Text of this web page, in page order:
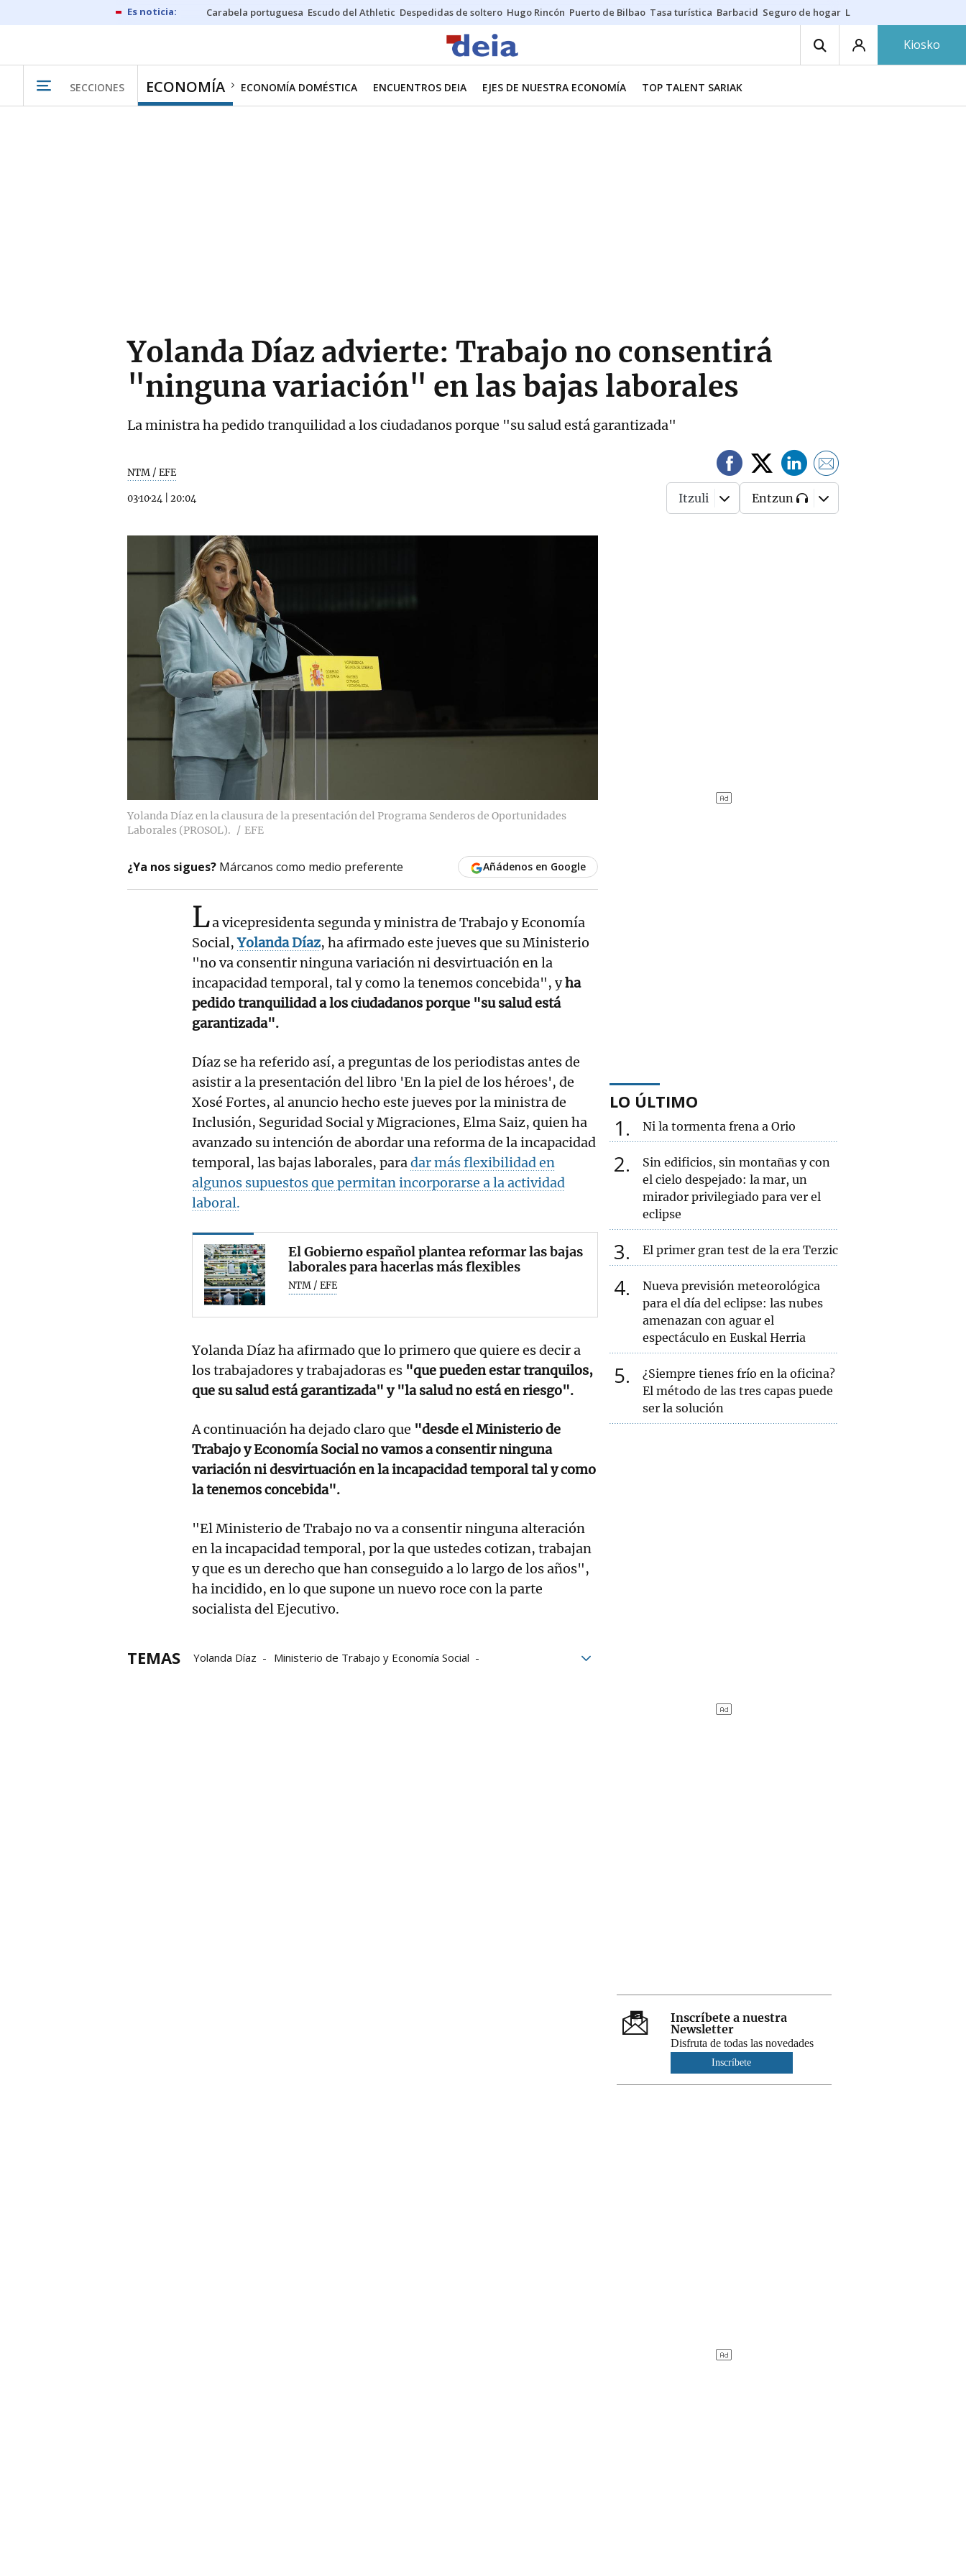
Carabela portuguesa Escudo del Athletic Despedidas de soltero Hugo Rincón Puerto de Bilbao Tasa turística Barbacid Seguro de hogar Lío Athletic-Osasuna
Kiosko
SECCIONES ECONOMÍA ECONOMÍA DOMÉSTICA ENCUENTROS DEIA EJES DE NUESTRA ECONOMÍA TOP TALENT SARIAK
Yolanda Díaz advierte: Trabajo no consentirá
"ninguna variación" en las bajas laborales
La ministra ha pedido tranquilidad a los ciudadanos porque "su salud está garantizada"
NTM / EFE
03·10·24 20:04 Itzuli Entzun
Yolanda Díaz en la clausura de la presentación del Programa Senderos de Oportunidades
Laborales (PROSOL).
EFE
¿Ya nos sigues? Márcanos como medio preferente Añádenos en Google
La vicepresidenta segunda y ministra de Trabajo y Economía
Social, Yolanda Díaz, ha afirmado este jueves que su Ministerio
"no va consentir ninguna variación ni desvirtuación en la
incapacidad temporal, tal y como la tenemos concebida", yha
pedido tranquilidad a los ciudadanos porque "su salud está
garantizada".
Díaz se ha referido así, a preguntas de los periodistas antes de
asistir a la presentación del libro 'En la piel de los héroes', de
Xosé Fortes, al anuncio hecho este jueves por la ministra de
Inclusión, Seguridad Social y Migraciones, Elma Saiz, quien ha
avanzado su intención de abordar una reforma de la incapacidad
temporal, las bajas laborales, paradar más flexibilidad en
algunos supuestos que permitan incorporarse a la actividad
laboral.
El Gobierno español plantea reformar las bajas
laborales para hacerlas más flexibles
NTM / EFE
Yolanda Díaz ha afirmado que lo primero que quiere es decir a
los trabajadores y trabajadoras es "que pueden estar tranquilos,
que su salud está garantizada" y "la salud no está en riesgo".
A continuación ha dejado claro que "desde el Ministerio de
Trabajo y Economía Social no vamos a consentir ninguna
variación ni desvirtuación en la incapacidad temporal tal y como
la tenemos concebida".
"El Ministerio de Trabajo no va a consentir ninguna alteración
en la incapacidad temporal, por la que ustedes cotizan, trabajan
y que es un derecho que han conseguido a lo largo de los años",
ha incidido, en lo que supone un nuevo roce con la parte
socialista del Ejecutivo.
TEMAS Yolanda Díaz
Ministerio de Trabajo y Economía Social
LO ÚLTIMO
1 Ni la tormenta frena a Orio
2
Sin edificios, sin montañas y con
el cielo despejado: la mar, un
mirador privilegiado para ver el
eclipse
3 El primer gran test de la era Terzic
4
Nueva previsión meteorológica
para el día del eclipse: las nubes
amenazan con aguar el
espectáculo en Euskal Herria
5
¿Siempre tienes frío en la oficina?
El método de las tres capas puede
ser la solución
Inscríbete a nuestra
Newsletter
Disfruta de todas las novedades
Inscríbete